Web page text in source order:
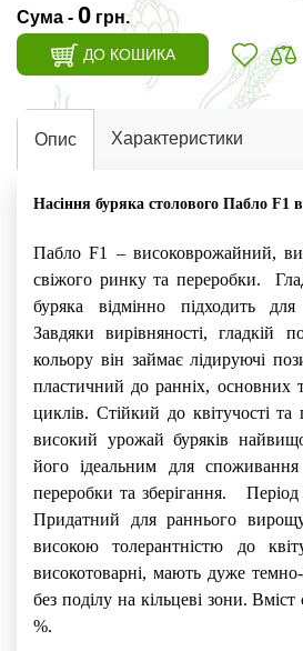
Сума - 0 грн.
ДО КОШИКА
Опис Характеристики
Насіння буряка столового Пабло F1
Пабло F1 – високоврожайний,
свіжого ринку та переробки.
буряка відмінно підходить для
Завдяки вирівняності, гладкій
кольору він займає лідируючі
пластичний до ранніх, основних
циклів. Стійкий до квітучості та
високий урожай буряків
його ідеальним для
переробки та зберігання. Період
Придатний для раннього
високою толерантністю до
високотоварні, мають дуже
без поділу на кільцеві зони.
%.